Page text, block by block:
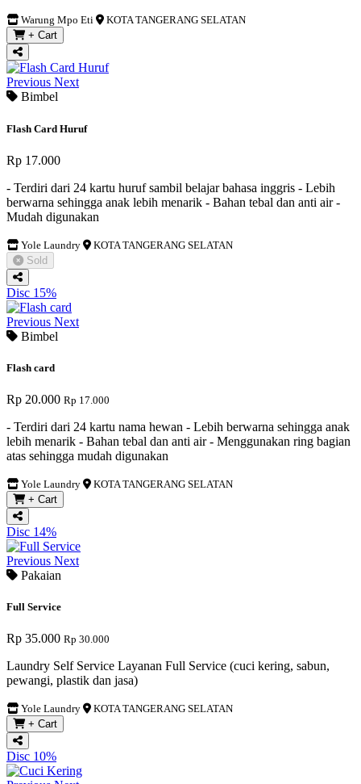
Warung Mpo Eti
KOTA TANGERANG SELATAN
+ Cart
Previous Next
Bimbel
Flash Card Huruf
Rp 17.000
- Terdiri dari 24 kartu huruf sambil belajar bahasa inggris - Lebih
berwarna sehingga anak lebih menarik - Bahan tebal dan anti air -
Mudah digunakan
Yole Laundry
KOTA TANGERANG SELATAN
Sold
Disc 15%
Previous Next
Bimbel
Flash card
Rp 20.000 Rp 17.000
- Terdiri dari 24 kartu nama hewan - Lebih berwarna sehingga anak
lebih menarik - Bahan tebal dan anti air - Menggunakan ring bagian
atas sehingga mudah digunakan
Yole Laundry
KOTA TANGERANG SELATAN
+ Cart
Disc 14%
Previous Next
Pakaian
Full Service
Rp 35.000 Rp 30.000
Laundry Self Service Layanan Full Service (cuci kering, sabun,
pewangi, plastik dan jasa)
Yole Laundry
KOTA TANGERANG SELATAN
+ Cart
Disc 10%